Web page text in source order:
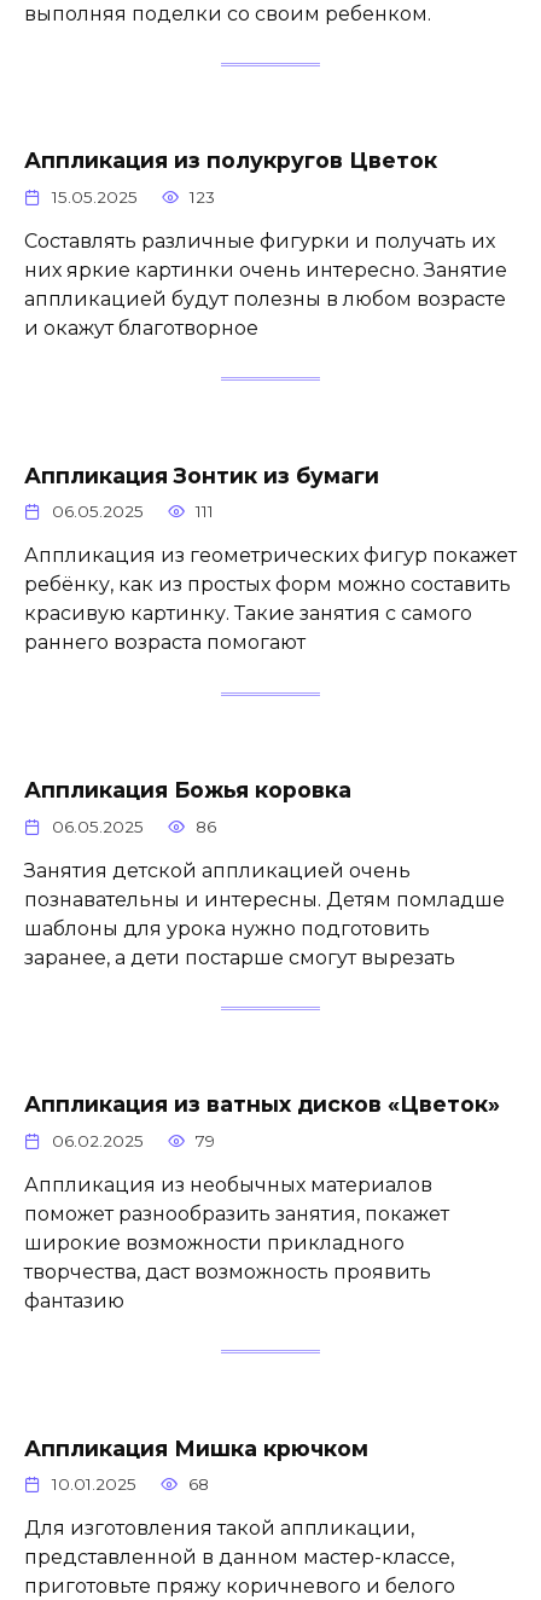
выполняя поделки со своим ребенком.
Аппликация из полукругов Цветок
15.05.2025 123
Составлять различные фигурки и получать их
них яркие картинки очень интересно. Занятие
аппликацией будут полезны в любом возрасте
и окажут благотворное
Аппликация Зонтик из бумаги
06.05.2025 111
Аппликация из геометрических фигур покажет
ребёнку, как из простых форм можно составить
красивую картинку. Такие занятия с самого
раннего возраста помогают
Аппликация Божья коровка
06.05.2025 86
Занятия детской аппликацией очень
познавательны и интересны. Детям помладше
шаблоны для урока нужно подготовить
заранее, а дети постарше смогут вырезать
Аппликация из ватных дисков «Цветок»
06.02.2025 79
Аппликация из необычных материалов
поможет разнообразить занятия, покажет
широкие возможности прикладного
творчества, даст возможность проявить
фантазию
Аппликация Мишка крючком
10.01.2025 68
Для изготовления такой аппликации,
представленной в данном мастер-классе,
приготовьте пряжу коричневого и белого